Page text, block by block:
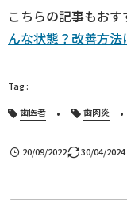
こちらの記事もおす
んな状態？改善方法
歯医者 歯肉炎
20/09/2022 30/04/2024